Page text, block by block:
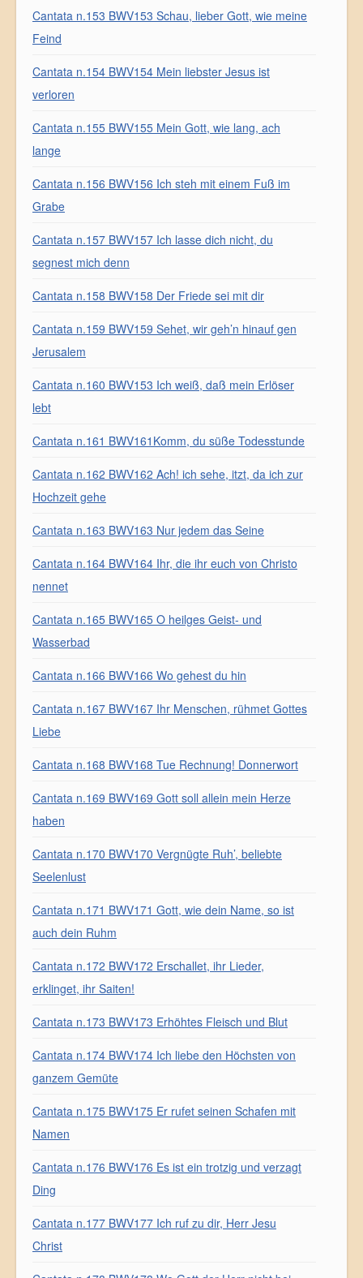
Cantata n.153 BWV153 Schau, lieber Gott, wie meine
Feind
Cantata n.154 BWV154 Mein liebster Jesus ist
verloren
Cantata n.155 BWV155 Mein Gott, wie lang, ach
lange
Cantata n.156 BWV156 Ich steh mit einem Fuß im
Grabe
Cantata n.157 BWV157 Ich lasse dich nicht, du
segnest mich denn
Cantata n.158 BWV158 Der Friede sei mit dir
Cantata n.159 BWV159 Sehet, wir geh’n hinauf gen
Jerusalem
Cantata n.160 BWV153 Ich weiß, daß mein Erlöser
lebt
Cantata n.161 BWV161Komm, du süße Todesstunde
Cantata n.162 BWV162 Ach! ich sehe, itzt, da ich zur
Hochzeit gehe
Cantata n.163 BWV163 Nur jedem das Seine
Cantata n.164 BWV164 Ihr, die ihr euch von Christo
nennet
Cantata n.165 BWV165 O heilges Geist- und
Wasserbad
Cantata n.166 BWV166 Wo gehest du hin
Cantata n.167 BWV167 Ihr Menschen, rühmet Gottes
Liebe
Cantata n.168 BWV168 Tue Rechnung! Donnerwort
Cantata n.169 BWV169 Gott soll allein mein Herze
haben
Cantata n.170 BWV170 Vergnügte Ruh’, beliebte
Seelenlust
Cantata n.171 BWV171 Gott, wie dein Name, so ist
auch dein Ruhm
Cantata n.172 BWV172 Erschallet, ihr Lieder,
erklinget, ihr Saiten!
Cantata n.173 BWV173 Erhöhtes Fleisch und Blut
Cantata n.174 BWV174 Ich liebe den Höchsten von
ganzem Gemüte
Cantata n.175 BWV175 Er rufet seinen Schafen mit
Namen
Cantata n.176 BWV176 Es ist ein trotzig und verzagt
Ding
Cantata n.177 BWV177 Ich ruf zu dir, Herr Jesu
Christ